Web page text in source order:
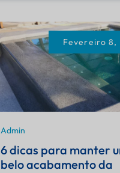
Fevereiro 8,
Admin
6 dicas para manter
belo acabamento da